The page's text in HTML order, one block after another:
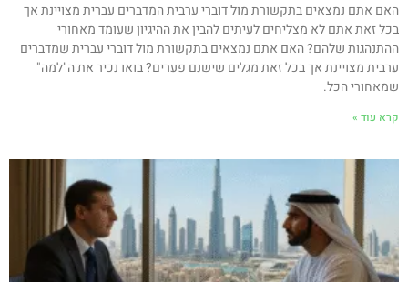
האם אתם נמצאים בתקשורת מול דוברי ערבית המדברים עברית מצויינת אך
בכל זאת אתם לא מצליחים לעיתים להבין את ההיגיון שעומד מאחורי
ההתנהגות שלהם? האם אתם נמצאים בתקשורת מול דוברי עברית שמדברים
ערבית מצויינת אך בכל זאת מגלים שישנם פערים? בואו נכיר את ה"למה"
שמאחורי הכל.
קרא עוד »